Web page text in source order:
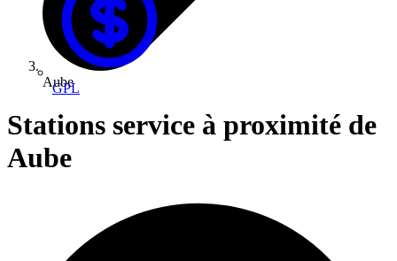
GPL
Aube
Stations service à proximité de
Aube